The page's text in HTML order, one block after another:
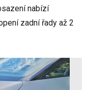
nabízí
zadní řady až 2